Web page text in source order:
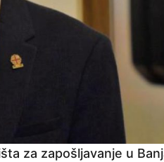
za zapošljavanje u